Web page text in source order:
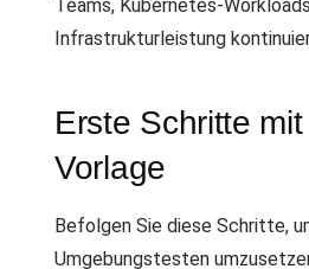
Teams, Kubernetes-
Infrastrukturleistung
Erste Schritte
Vorlage
Befolgen Sie diese Schritte,
Umgebungstesten